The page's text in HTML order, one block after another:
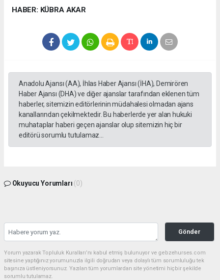
HABER: KÜBRA AKAR
Anadolu Ajansı (AA), İhlas Haber Ajansı (İHA), Demirören
Haber Ajansı (DHA) ve diğer ajanslar tarafından eklenen tüm
haberler, sitemizin editörlerinin müdahalesi olmadan ajans
kanallarından çekilmektedir. Bu haberlerde yer alan hukuki
muhataplar haberi geçen ajanslar olup sitemizin hiç bir
editörü sorumlu tutulamaz...
Okuyucu Yorumları (0)
Gönder
Yorum yazarak Topluluk Kuralları’nı kabul etmiş bulunuyor ve gebzehurses.com
sitesine yaptığınız yorumunuzla ilgili doğrudan veya dolaylı tüm sorumluluğu tek
başınıza üstleniyorsunuz. Yazılan tüm yorumlardan site yönetimi hiçbir şekilde
sorumlu tutulamaz.